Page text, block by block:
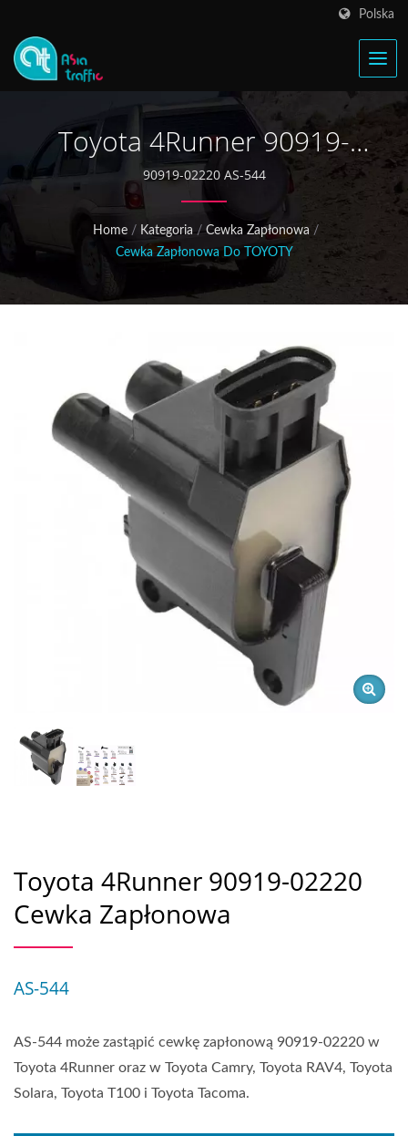
Polska
Toyota 4Runner 90919-
02220 Cewka Zapłonowa
90919-02220 AS-544
Home / Kategoria / Cewka Zapłonowa /
Cewka Zapłonowa Do TOYOTY
Toyota 4Runner 90919-02220
Cewka Zapłonowa
AS-544
AS-544 może zastąpić cewkę zapłonową 90919-02220 w
Toyota 4Runner oraz w Toyota Camry, Toyota RAV4, Toyota
Solara, Toyota T100 i Toyota Tacoma.